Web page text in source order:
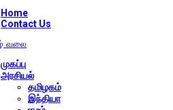
Home
Contact Us
முகப்பு
அரசியல்
தமிழகம்
இந்தியா